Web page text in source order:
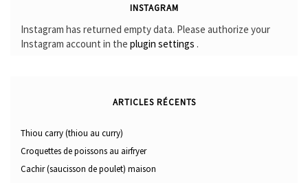
INSTAGRAM
Instagram has returned empty data. Please authorize your
Instagram account in the plugin settings .
ARTICLES RÉCENTS
Thiou carry (thiou au curry)
Croquettes de poissons au airfryer
Cachir (saucisson de poulet) maison